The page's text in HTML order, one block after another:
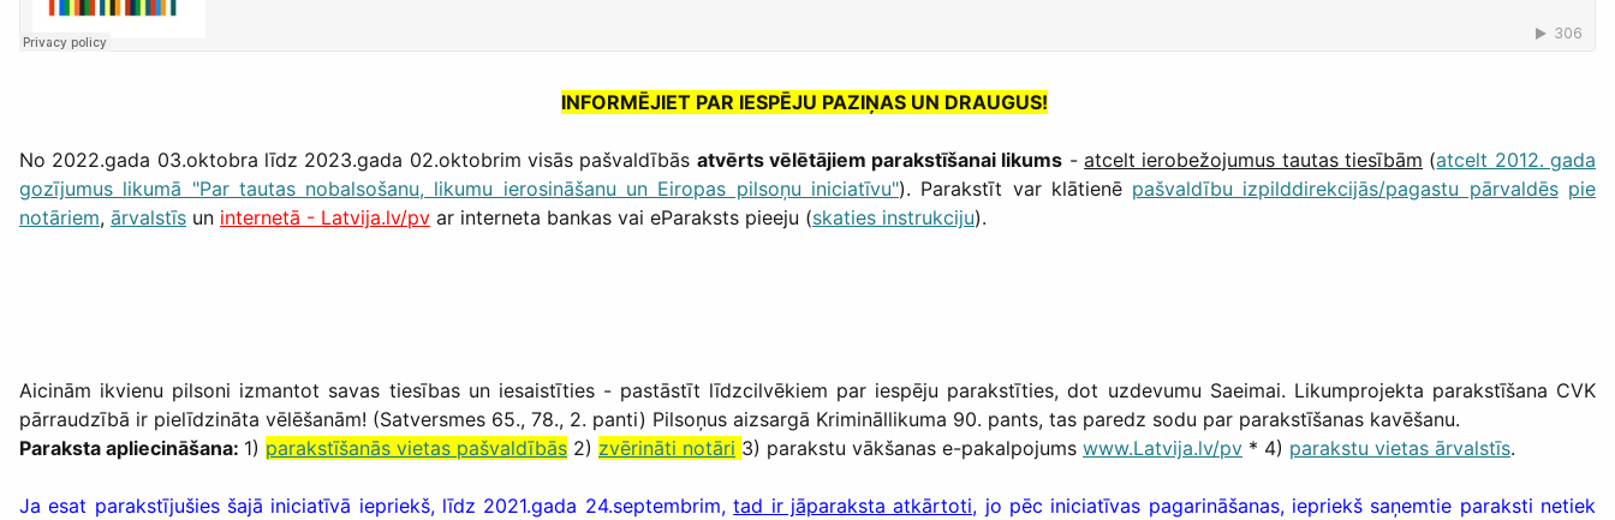
INFORMĒJIET PAR IESPĒJU PAZIŅAS UN DRAUGUS!
No 2022.gada 03.oktobra līdz 2023.gada 02.oktobrim visās pašvaldībās atvērts vēlētājiem parakstīšanai likums -atcelt ierobežojumus tautas tiesībām (atcelt 2012. gada
gozījumus likumā "Par tautas nobalsošanu, likumu ierosināšanu un Eiropas pilsoņu iniciatīvu"). Parakstīt var klātienē pašvaldību izpilddirekcijās/pagastu pārvaldēs pie
notāriem, ārvalstīs un internetā - Latvija.lv/pv ar interneta bankas vai eParaksts pieeju (skaties instrukciju).
Aicinām ikvienu pilsoni izmantot savas tiesības un iesaistīties - pastāstīt līdzcilvēkiem par iespēju parakstīties, dot uzdevumu Saeimai. Likumprojekta parakstīšana CVK
pārraudzībā ir pielīdzināta vēlēšanām! (Satversmes 65., 78., 2. panti) Pilsoņus aizsargā Krimināllikuma 90. pants, tas paredz sodu par parakstīšanas kavēšanu.
Paraksta apliecināšana: 1) parakstīšanās vietas pašvaldībās 2) zvērināti notāri 3) parakstu vākšanas e-pakalpojums www.Latvija.lv/pv * 4) parakstu vietas ārvalstīs.
Ja esat parakstījušies šajā iniciatīvā iepriekš, līdz 2021.gada 24.septembrim,tad ir jāparaksta atkārtoti, jo pēc iniciatīvas pagarināšanas, iepriekš saņemtie paraksti netiek